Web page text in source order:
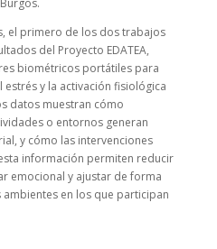
el primero de los dos trabajos
del Proyecto EDATEA,
biométricos portátiles para
y la activación fisiológica
datos muestran cómo
o entornos generan
y cómo las intervenciones
información permiten reducir
emocional y ajustar de forma
en los que participan